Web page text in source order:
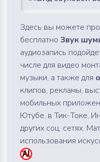
Здесь вы можете
бесплатно Звук
аудиозапись
числе для видео
музыки, а также для
клипов, рекламы,
мобильных
Ютубе, в Тик-Токе,
других соц. сетях.
использования